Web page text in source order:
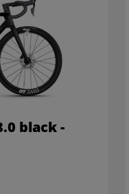
black -